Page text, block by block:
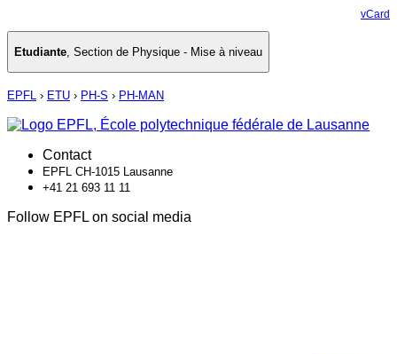
vCard
Etudiante, Section de Physique - Mise à niveau
EPFL › ETU › PH-S › PH-MAN
Contact
EPFL CH-1015 Lausanne
+41 21 693 11 11
Follow EPFL on social media